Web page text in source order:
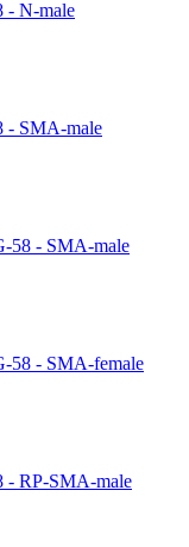
- N-male
- SMA-male
58 - SMA-male
58 - SMA-female
- RP-SMA-male